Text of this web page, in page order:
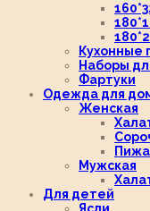
Кухонные
Наборы
Фартуки
Одежда для
Женская
Мужская
Для детей
Ясли